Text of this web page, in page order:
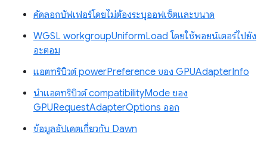
คัดลอกบัฟเฟอร์โดยไม่ต้องระบุออฟเซ็ตและขนาด
WGSL workgroupUniformLoad โดยใช้พอยน์เตอร์ไปยัง
อะตอม
แอตทริบิวต์ powerPreference ของ GPUAdapterInfo
นำแอตทริบิวต์ compatibilityMode ของ
GPURequestAdapterOptions ออก
ข้อมูลอัปเดตเกี่ยวกับ Dawn